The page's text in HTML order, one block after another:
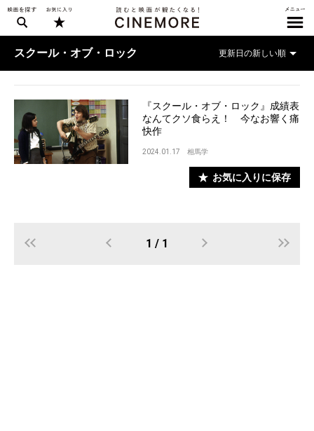
スクール・オブ・ロック
『スクール・オブ・ロック』成績表
なんてクソ食らえ！ 今なお響く痛
快作
2024.01.17 相馬学
お気に入りに保存
1 / 1